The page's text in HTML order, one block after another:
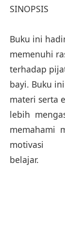
SINOPSIS
Buku ini
memenuhi
terhadap
bayi. Buku
materi serta
lebih
memahami
motivasi
belajar.